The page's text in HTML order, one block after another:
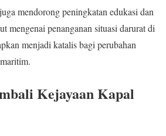
mendorong peningkatan edukasi dan
mengenai penanganan situasi darurat di
menjadi katalis bagi perubahan
Kejayaan Kapal